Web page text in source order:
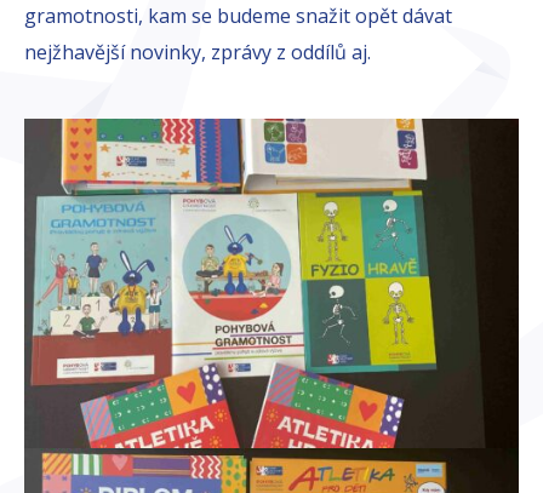
gramotnosti, kam se budeme snažit opět dávat
nejžhavější novinky, zprávy z oddílů aj.